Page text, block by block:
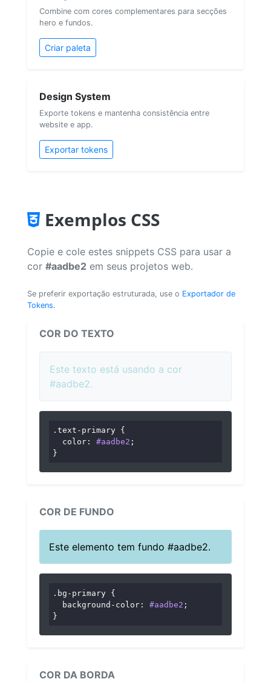
Combine com cores complementares para secções
hero e fundos.
Criar paleta
Design System
Exporte tokens e mantenha consistência entre
website e app.
Exportar tokens
Exemplos CSS
Copie e cole estes snippets CSS para usar a
cor #aadbe2 em seus projetos web.
Se preferir exportação estruturada, use o Exportador de
Tokens.
COR DO TEXTO
Este texto está usando a cor
#aadbe2.
.text-primary {
color : #aadbe2 ;
}
COR DE FUNDO
Este elemento tem fundo #aadbe2.
.bg-primary {
background-color : #aadbe2 ;
}
COR DA BORDA